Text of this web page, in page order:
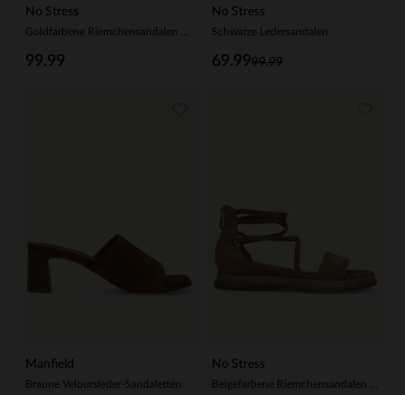
No Stress
99.99
No Stress
Schwarze Ledersandalen
99.99
69.99
Manfield
Braune Veloursleder-Sandaletten
No Stress